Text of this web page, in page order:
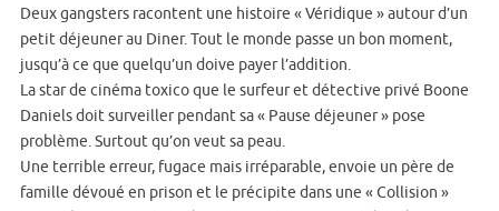
Deux gangsters racontent une histoire « Véridique » autour d’un
petit déjeuner au Diner. Tout le monde passe un bon moment,
jusqu’à ce que quelqu’un doive payer l’addition.
La star de cinéma toxico que le surfeur et détective privé Boone
Daniels doit surveiller pendant sa « Pause déjeuner » pose
problème. Surtout qu’on veut sa peau.
Une terrible erreur, fugace mais irréparable, envoie un père de
famille dévoué en prison et le précipite dans une « Collision »